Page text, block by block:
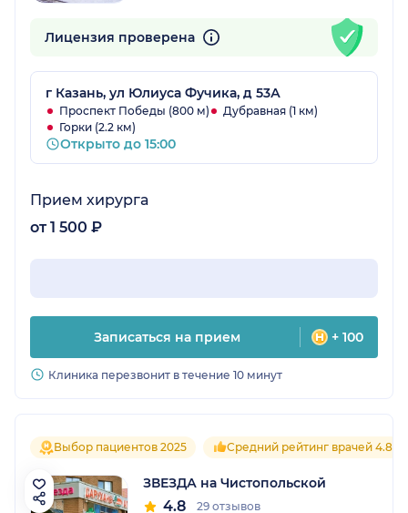
Лицензия проверена
г Казань, ул Юлиуса Фучика, д 53А
Проспект Победы (800 м)
Дубравная (1 км)
Горки (2.2 км)
Открыто до 15:00
Прием хирурга
от 1 500 ₽
Записаться на прием + 100
Клиника перезвонит в течение 10 минут
Выбор пациентов 2025 Средний рейтинг врачей 4.8
ЗВЕЗДА на Чистопольской
4.8 29 отзывов